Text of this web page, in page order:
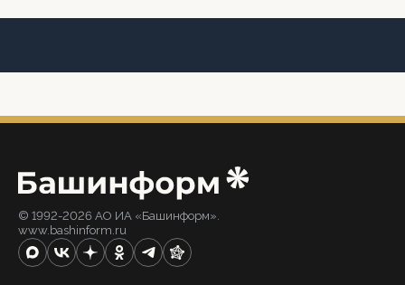
© 1992-2026 АО ИА «Башинформ».
www.bashinform.ru